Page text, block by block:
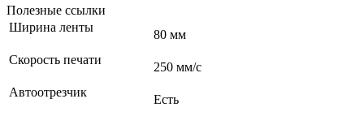
Полезные ссылки
Ширина ленты
80 мм
Скорость печати
250 мм/с
Автоотрезчик
Есть